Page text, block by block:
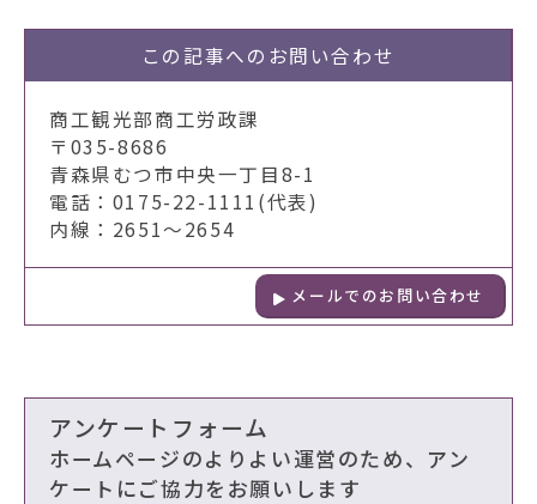
この記事への お問い合わせ
商工観光部商工労政課
〒035-8686
青森県むつ市中央一丁目8-1
電話：0175-22-1111(代表)
内線：2651～2654
メールでのお問い合わせ
アンケートフォーム
ホームページのよりよい運営のため、アン
ケートにご協力をお願いします